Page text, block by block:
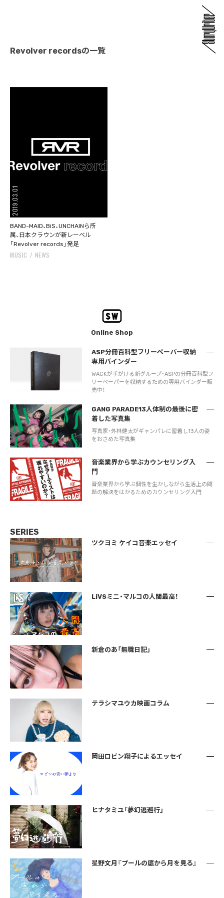
Revolver recordsの一覧
2019.03.01
BAND-MAID、BiS、UNCHAINら所
属、日本クラウンが新レーベル
「Revolver records」発足
MUSIC NEWS
Online Shop
ASP分冊百科型フリーペーパー収納
専用バインダー
WACKが手がける新グループ・ASPの分冊百科型フ
リーペーパーを収納するための専用バインダー販
売中！
GANG PARADE13人体制の最後に密
着した写真集
写真家・外林健太がギャンパレに密着し13人の姿
をおさめた写真集
音楽業界から学ぶカウンセリング入
門
音楽業界から学ぶ個性を生かしながら生活上の問
題の解決をはかるためのカウンセリング入門
SERIES
ツクヨミ ケイコ音楽エッセイ
LiVSミニ・マルコの人間最高！
新倉のあ「無職日記」
テラシマユウカ映画コラム
岡田ロビン翔子によるエッセイ
ヒナタミユ「夢幻逃避行」
星野文月『プールの底から月を見る』